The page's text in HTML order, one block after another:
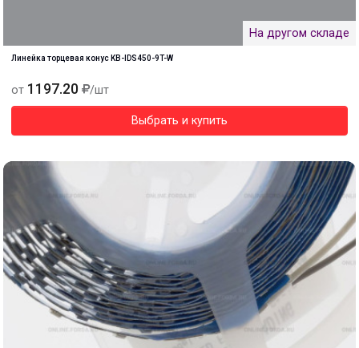
На другом складе
Линейка торцевая конус KB-IDS450-9T-W
от 1197.20 /шт
Выбрать и купить